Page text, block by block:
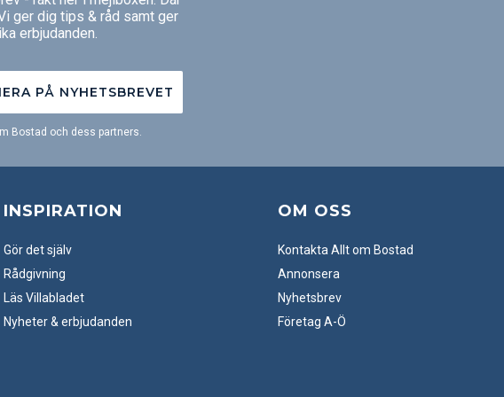
ger dig tips & råd samt ger
erbjudanden.
PÅ NYHETSBREVET
Bostad och dess partners.
INSPIRATION
Gör det själv
Rådgivning
Läs Villabladet
Nyheter & erbjudanden
OM OSS
Kontakta Allt om Bostad
Annonsera
Nyhetsbrev
Företag A-Ö